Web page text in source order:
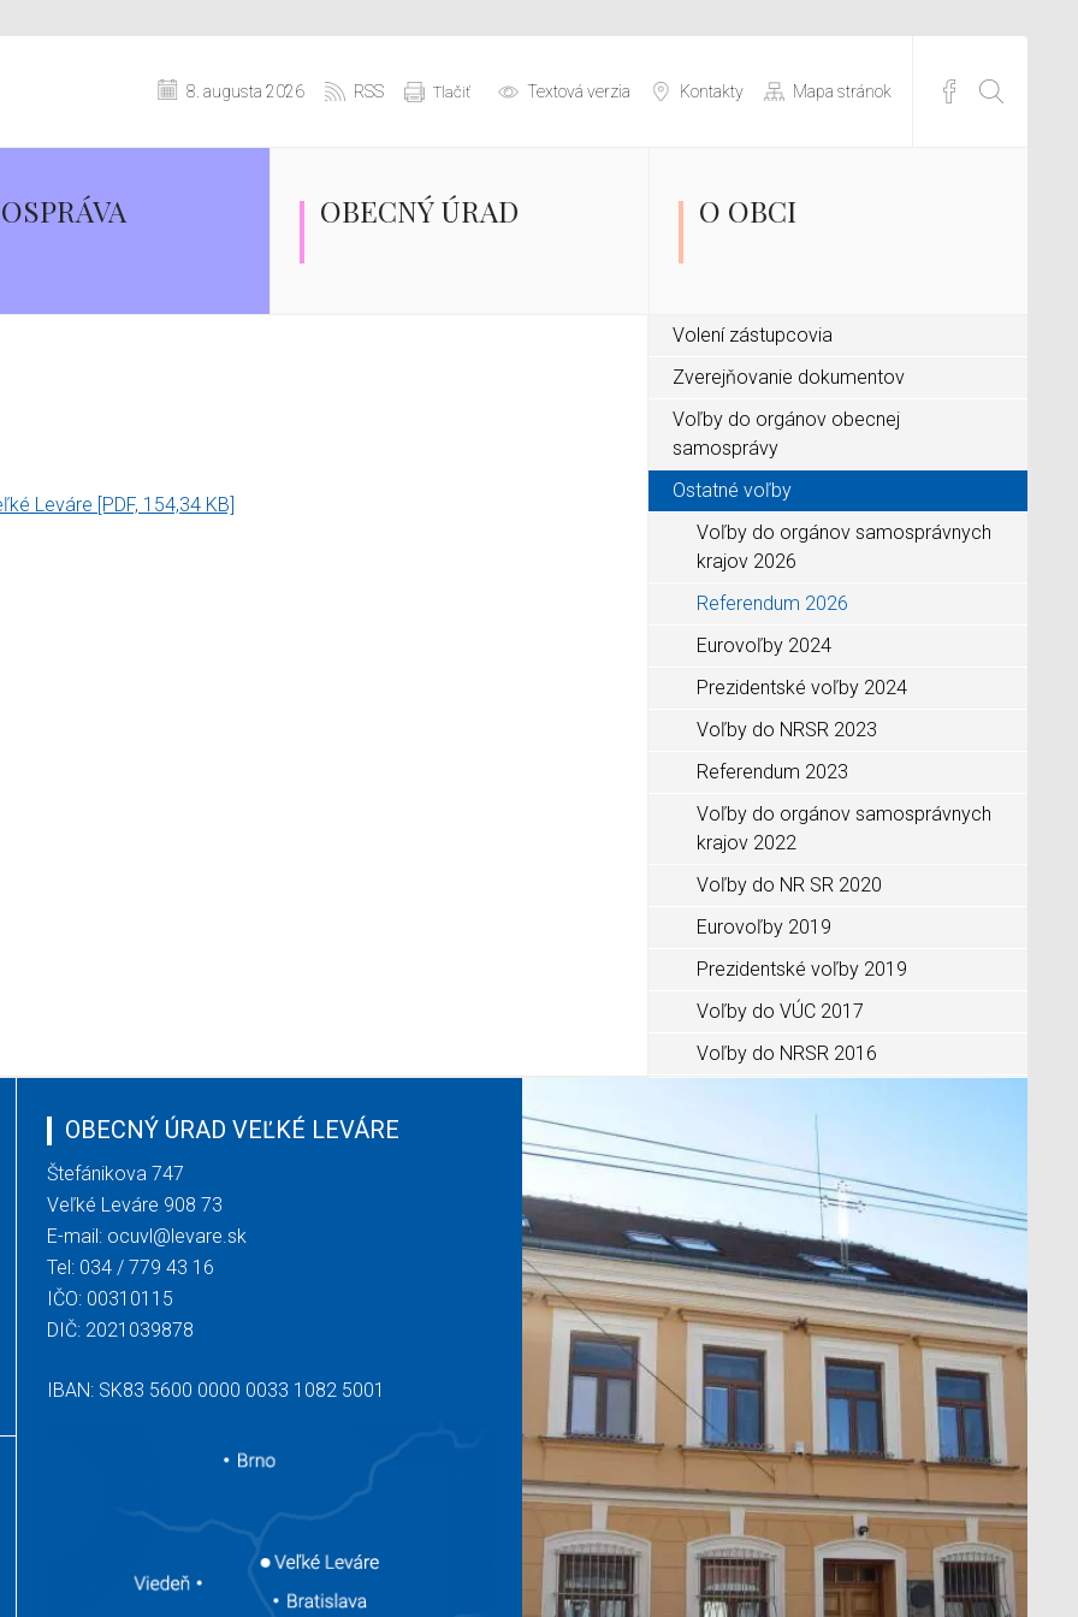
8. augusta 2026 RSS Tlačiť Textová verzia Kontakty Mapa stránok
OBECNÝ ÚRAD O OBCI
Leváre [PDF, 154,34 KB]
Volení zástupcovia
Zverejňovanie dokumentov
Voľby do orgánov obecnej
samosprávy
Ostatné voľby
Voľby do orgánov samosprávnych
krajov 2026
Referendum 2026
Eurovoľby 2024
Prezidentské voľby 2024
Voľby do NRSR 2023
Referendum 2023
Voľby do orgánov samosprávnych
krajov 2022
Voľby do NR SR 2020
Eurovoľby 2019
Prezidentské voľby 2019
Voľby do VÚC 2017
Voľby do NRSR 2016
OBECNÝ ÚRAD VEĽKÉ LEVÁRE
Štefánikova 747
Veľké Leváre 908 73
E-mail: ocuvl@levare.sk
Tel: 034 / 779 43 16
IČO: 00310115
DIČ: 2021039878
IBAN: SK83 5600 0000 0033 1082 5001